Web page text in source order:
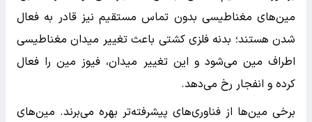
مین‌های مغناطیسی بدون تماس مستقیم نیز قادر به فعال
شدن هستند؛ بدنه فلزی کشتی باعث تغییر میدان مغناطیسی
اطراف مین می‌شود و این تغییر میدان، فیوز مین را فعال
کرده و انفجار رخ می‌دهد.
برخی مین‌ها از فناوری‌های پیشرفته‌تر بهره می‌برند. مین‌های